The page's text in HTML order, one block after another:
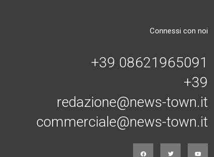
Connessi con noi
+39 08621965091
+39
redazione@news-town.it
commerciale@news-town.it